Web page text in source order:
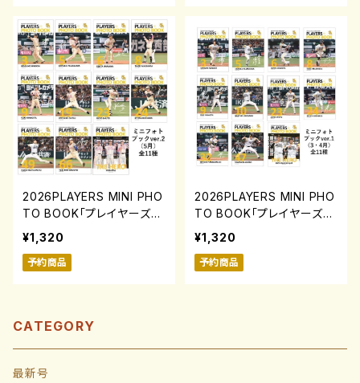
2026PLAYERS MINI PHO
TO BOOK「プレイヤーズミ
ニフォトブック」ver.2(5月)
0731-0817
¥1,320
予約商品
2026PLAYERS MINI PHO
TO BOOK「プレイヤーズミ
ニフォトブック」ver.1(3・4
月)0731-0817
¥1,320
予約商品
CATEGORY
最新号